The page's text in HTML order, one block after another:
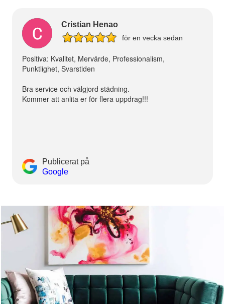
Cristian Henao
för en vecka sedan
Positiva: Kvalitet, Mervärde, Professionalism,
Punktlighet, Svarstiden
Bra service och välgjord städning.
Kommer att anlita er för flera uppdrag!!!
Publicerat på
Google